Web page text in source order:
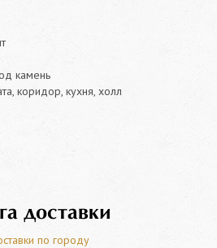
камень
коридор, кухня, холл
доставки
по городу